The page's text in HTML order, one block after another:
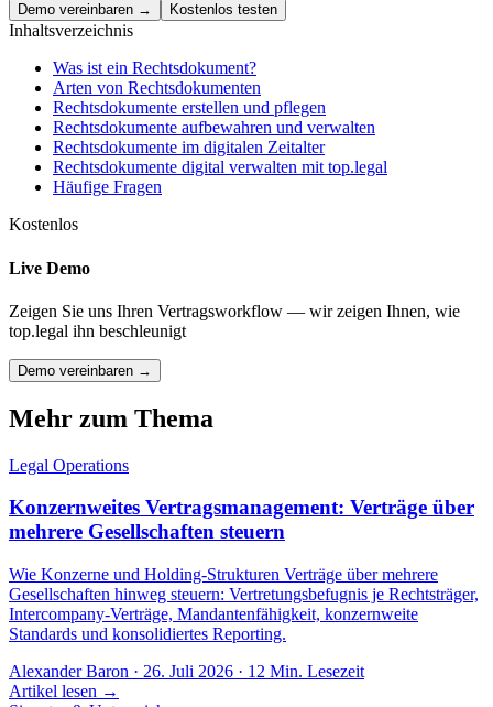
Demo vereinbaren → Kostenlos testen
Inhaltsverzeichnis
Was ist ein Rechtsdokument?
Arten von Rechtsdokumenten
Rechtsdokumente erstellen und pflegen
Rechtsdokumente aufbewahren und verwalten
Rechtsdokumente im digitalen Zeitalter
Rechtsdokumente digital verwalten mit top.legal
Häufige Fragen
Kostenlos
Live Demo
Zeigen Sie uns Ihren Vertragsworkflow — wir zeigen Ihnen, wie
top.legal ihn beschleunigt
Demo vereinbaren →
Mehr zum Thema
Legal Operations
Konzernweites Vertragsmanagement: Verträge über
mehrere Gesellschaften steuern
Wie Konzerne und Holding-Strukturen Verträge über mehrere
Gesellschaften hinweg steuern: Vertretungsbefugnis je Rechtsträger,
Intercompany-Verträge, Mandantenfähigkeit, konzernweite
Standards und konsolidiertes Reporting.
Alexander Baron · 26. Juli 2026 · 12 Min. Lesezeit
Artikel lesen →